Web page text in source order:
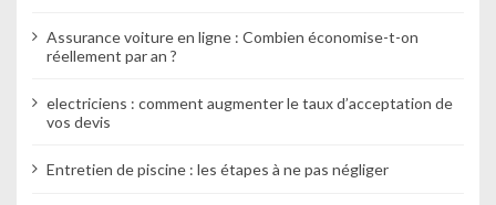
i
c
e
Assurance voiture en ligne : Combien économise-t-on
réellement par an ?
electriciens : comment augmenter le taux d’acceptation de
vos devis
Entretien de piscine : les étapes à ne pas négliger